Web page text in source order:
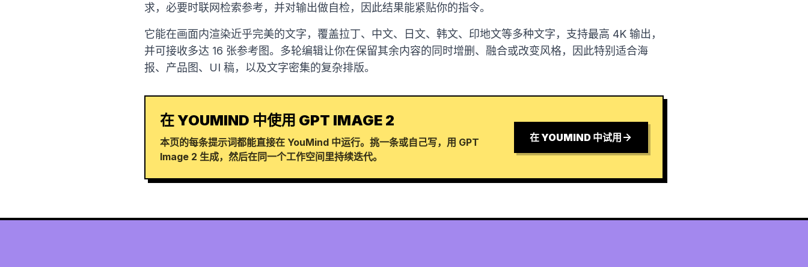
求，必要时联网检索参考，并对输出做自检，因此结果能紧贴你的指令。
它能在画面内渲染近乎完美的文字，覆盖拉丁、中文、日文、韩文、印地文等多种文字，支持最高 4K 输出，
并可接收多达 16 张参考图。多轮编辑让你在保留其余内容的同时增删、融合或改变风格，因此特别适合海
报、产品图、UI 稿，以及文字密集的复杂排版。
在 YOUMIND 中使用 GPT IMAGE 2
本页的每条提示词都能直接在 YouMind 中运行。挑一条或自己写，用 GPT
Image 2 生成，然后在同一个工作空间里持续迭代。
在 YOUMIND 中试用